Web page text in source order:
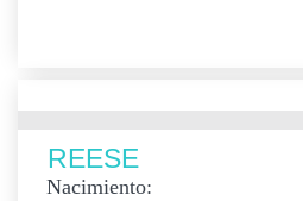
REESE
Nacimiento: